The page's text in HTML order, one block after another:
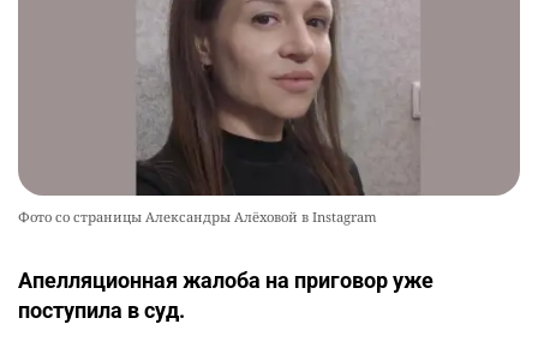
Фото со страницы Александры Алёховой в Instagram
Апелляционная жалоба на приговор уже
поступила в суд.